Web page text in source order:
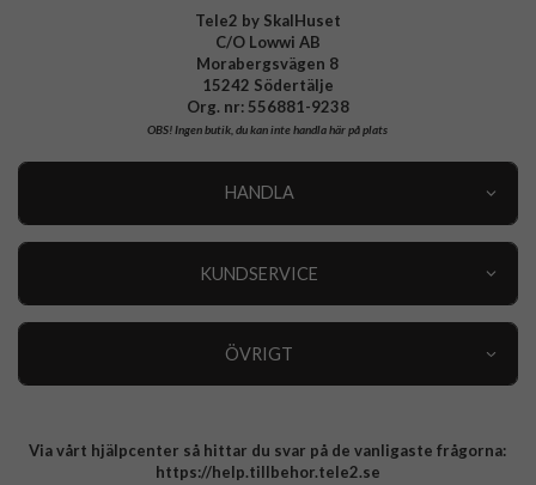
Tele2 by SkalHuset
C/O Lowwi AB
Morabergsvägen 8
15242 Södertälje
Org. nr: 556881-9238
OBS!Ingen butik, du kan inte handla här på plats
HANDLA
KUNDSERVICE
ÖVRIGT
Integritetspolicy
Via vårt hjälpcenter så hittar du svar på de vanligaste frågorna:
https://help.tillbehor.tele2.se